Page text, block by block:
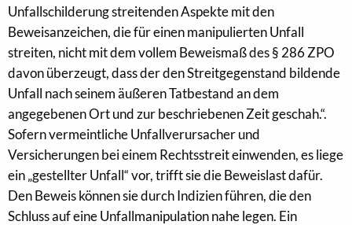
Unfallschilderung streitenden Aspekte mit den
Beweisanzeichen, die für einen manipulierten Unfall
streiten, nicht mit dem vollem Beweismaß des § 286 ZPO
davon überzeugt, dass der den Streitgegenstand bildende
Unfall nach seinem äußeren Tatbestand an dem
angegebenen Ort und zur beschriebenen Zeit geschah.“.
Sofern vermeintliche Unfallverursacher und
Versicherungen bei einem Rechtsstreit einwenden, es liege
ein „gestellter Unfall“ vor, trifft sie die Beweislast dafür.
Den Beweis können sie durch Indizien führen, die den
Schluss auf eine Unfallmanipulation nahe legen. Ein